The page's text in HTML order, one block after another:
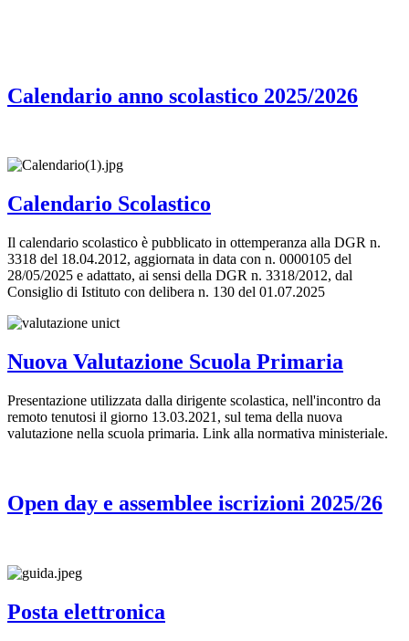
Calendario anno scolastico 2025/2026
Calendario Scolastico
Il calendario scolastico è pubblicato in ottemperanza alla DGR n.
3318 del 18.04.2012, aggiornata in data con n. 0000105 del
28/05/2025 e adattato, ai sensi della DGR n. 3318/2012, dal
Consiglio di Istituto con delibera n. 130 del 01.07.2025
Nuova Valutazione Scuola Primaria
Presentazione utilizzata dalla dirigente scolastica, nell'incontro da
remoto tenutosi il giorno 13.03.2021, sul tema della nuova
valutazione nella scuola primaria. Link alla normativa ministeriale.
Open day e assemblee iscrizioni 2025/26
Posta elettronica